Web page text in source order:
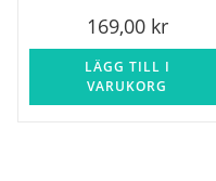
169,00 kr
LÄGG TILL I
VARUKORG